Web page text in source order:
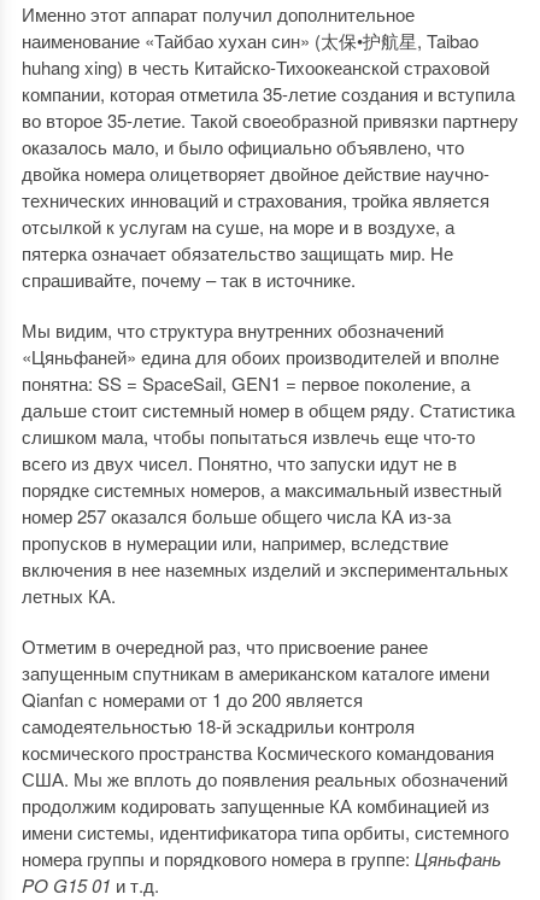
Именно этот аппарат получил дополнительное
наименование «Тайбао хухан син» (太保•护航星, Taibao
huhang xing) в честь Китайско-Тихоокеанской страховой
компании, которая отметила 35-летие создания и вступила
во второе 35-летие. Такой своеобразной привязки партнеру
оказалось мало, и было официально объявлено, что
двойка номера олицетворяет двойное действие научно-
технических инноваций и страхования, тройка является
отсылкой к услугам на суше, на море и в воздухе, а
пятерка означает обязательство защищать мир. Не
спрашивайте, почему – так в источнике.
Мы видим, что структура внутренних обозначений
«Цяньфаней» едина для обоих производителей и вполне
понятна: SS = SpaceSail, GEN1 = первое поколение, а
дальше стоит системный номер в общем ряду. Статистика
слишком мала, чтобы попытаться извлечь еще что-то
всего из двух чисел. Понятно, что запуски идут не в
порядке системных номеров, а максимальный известный
номер 257 оказался больше общего числа КА из-за
пропусков в нумерации или, например, вследствие
включения в нее наземных изделий и экспериментальных
летных КА.
Отметим в очередной раз, что присвоение ранее
запущенным спутникам в американском каталоге имени
Qianfan с номерами от 1 до 200 является
самодеятельностью 18-й эскадрильи контроля
космического пространства Космического командования
США. Мы же вплоть до появления реальных обозначений
продолжим кодировать запущенные КА комбинацией из
имени системы, идентификатора типа орбиты, системного
номера группы и порядкового номера в группе: Цяньфань
PO G15 01 и т.д.